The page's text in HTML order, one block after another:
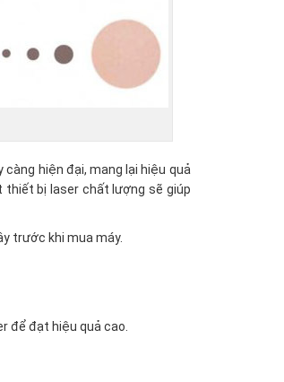
càng hiện đại, mang lại hiệu quả
thiết bị laser chất lượng sẽ giúp
trước khi mua máy.
để đạt hiệu quả cao.